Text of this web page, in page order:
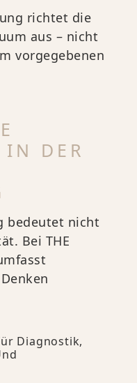
richtet die
aus – nicht
vorgegebenen
IN DER
bedeutet nicht
Bei THE
Diagnostik,